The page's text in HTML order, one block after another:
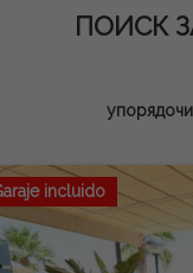
ПОИСК
incluido